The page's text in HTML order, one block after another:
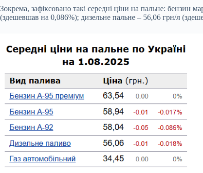
Зокрема, зафіксовано такі середні ціни на пальне:
(здешевшав на 0,086%); дизельне пальне – 56,06 грн/л